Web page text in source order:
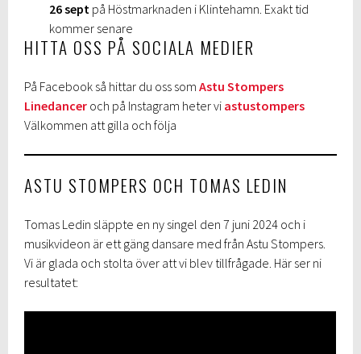
26 sept på Höstmarknaden i Klintehamn. Exakt tid
kommer senare
HITTA OSS PÅ SOCIALA MEDIER
På Facebook så hittar du oss somAstu Stompers
Linedancer och på Instagram heter vi astustompers
Välkommen att gilla och följa
ASTU STOMPERS OCH TOMAS LEDIN
Tomas Ledin släppte en ny singel den 7 juni 2024 och i
musikvideon är ett gäng dansare med från Astu Stompers.
Vi är glada och stolta över att vi blev tillfrågade. Här ser ni
resultatet: